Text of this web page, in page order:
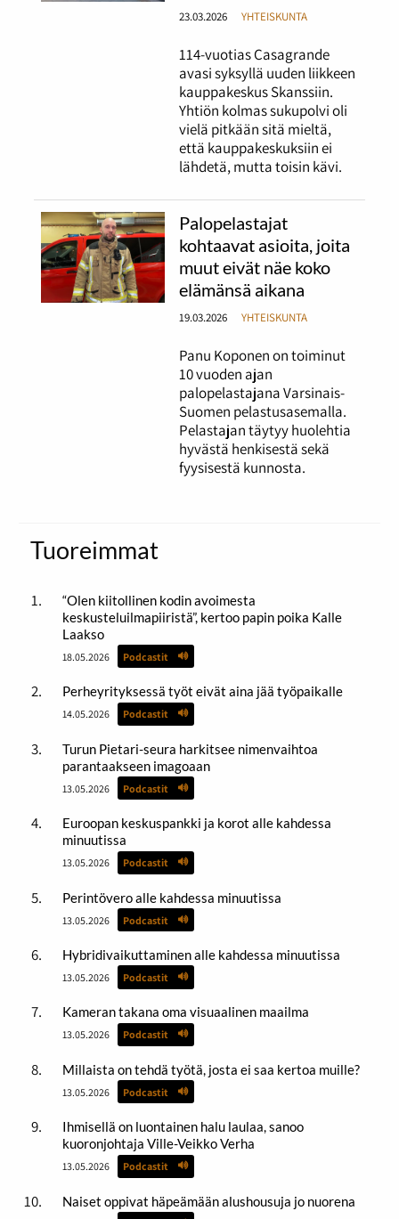
23.03.2026 YHTEISKUNTA
114-vuotias Casagrande
avasi syksyllä uuden liikkeen
kauppakeskus Skanssiin.
Yhtiön kolmas sukupolvi oli
vielä pitkään sitä mieltä,
että kauppakeskuksiin ei
lähdetä, mutta toisin kävi.
Palopelastajat
kohtaavat asioita, joita
muut eivät näe koko
elämänsä aikana
19.03.2026 YHTEISKUNTA
Panu Koponen on toiminut
10 vuoden ajan
palopelastajana Varsinais-
Suomen pelastusasemalla.
Pelastajan täytyy huolehtia
hyvästä henkisestä sekä
fyysisestä kunnosta.
Tuoreimmat
“Olen kiitollinen kodin avoimesta
keskusteluilmapiiristä”, kertoo papin poika Kalle
Laakso
18.05.2026 Podcastit
Perheyrityksessä työt eivät aina jää työpaikalle
14.05.2026 Podcastit
Turun Pietari-seura harkitsee nimenvaihtoa
parantaakseen imagoaan
13.05.2026 Podcastit
Euroopan keskuspankki ja korot alle kahdessa
minuutissa
13.05.2026 Podcastit
Perintövero alle kahdessa minuutissa
13.05.2026 Podcastit
Hybridivaikuttaminen alle kahdessa minuutissa
13.05.2026 Podcastit
Kameran takana oma visuaalinen maailma
13.05.2026 Podcastit
Millaista on tehdä työtä, josta ei saa kertoa muille?
13.05.2026 Podcastit
Ihmisellä on luontainen halu laulaa, sanoo
kuoronjohtaja Ville-Veikko Verha
13.05.2026 Podcastit
Naiset oppivat häpeämään alushousuja jo nuorena